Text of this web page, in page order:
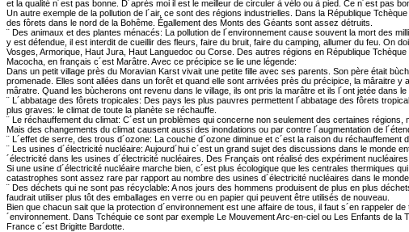
et la qualité n´est pas bonne. D´après moi il est le meilleur de circuler à vélo ou à pied. Ce n´est pas
Un autre exemple de la pollution de l´air, ce sont des régions industrielles. Dans la République
des fôrets dans le nord de la Bohême. Égallement des Monts des Géants sont assez détruits.
¨ Des animaux et des plantes ménacés: La pollution de l´environnement cause souvent la mort des
y est défendue, il est interdit de cueillir des fleurs, faire du bruit, faire du camping, allumer du feu.
Vosges, Armorique, Haut Jura, Haut Languedoc ou Corse. Des autres régions en République
Macocha, en français c´est Marâtre. Avec ce précipice se lie une légende:
Dans un petit village près du Moravian Karst vivait une petite fille avec ses parents. Son père était
promenade. Elles sont allées dans un forêt et quand elle sont arrivées près du précipice, la mâraitre
mâratre. Quand les bùcherons ont revenu dans le village, ils ont pris la marâtre et ils l´ont jetée dans
¨ L´abbatage des fôrets tropicales: Des pays les plus pauvres permettent l´abbatage des fôrets
plus graves: le climat de toute la planète se réchauffe.
¨ Le réchauffement du climat: C´est un problèmes qui concerne non seulement des certaines
Mais des changements du climat causent aussi des inondations ou par contre l´augmentation de
¨ L´effet de serre, des trous d´ozone: La couche d´ozone diminue et c´est la raison du réchauffement
¨ Les usines d´électricité nucléaire: Aujourd´hui c´est un grand sujet des discussions dans le
´électricité dans les usines d´électricité nucléaires. Des Français ont réalisé des expériment
Si une usine d´électricité nucléaire marche bien, c´est plus écologique que les centrales thermiques
catastrophes sont assez rare par rapport au nombre des usines d´électricité nucléaires dans le
¨ Des déchets qui ne sont pas récyclable: A nos jours des hommens produisent de plus en plus
faudrait utiliser plus tôt des emballages en verre ou en papier qui peuvent être utilisés de nouveau.
Bien que chacun sait que la protection d´environnement est une affaire de tous, il faut s´en rappeler
´environnement. Dans Tchéquie ce sont par exemple Le Mouvement Arc-en-ciel ou Les Enfants de
France c´est Brigitte Bardotte.